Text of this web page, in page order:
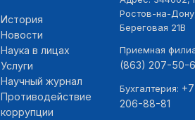
История
Новости
Наука в лицах
Услуги
Научный журнал
Противодействие
коррупции
Ростов-на-
Береговая 21В
Приемная
(863) 207-50-
Бухгалтерия:
206-88-81